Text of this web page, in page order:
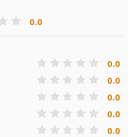
0.0
0.0
0.0
0.0
0.0
0.0